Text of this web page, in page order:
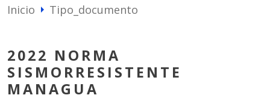
Inicio arrow_right Tipo_documento
2022 NORMA
SISMORRESISTENTE
MANAGUA